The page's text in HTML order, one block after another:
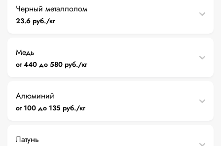
Черный металлолом
23.6 руб./кг
Медь
от 440 до 580 руб./кг
Алюминий
от 100 до 135 руб./кг
Латунь